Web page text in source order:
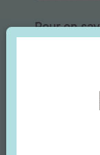
Pour en
Quai des
78100
Contactez